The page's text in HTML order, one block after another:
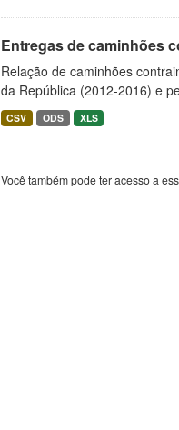
Entregas de caminhões
Relação de caminhões
da República (2012-2016) e
CSV ODS XLS
Você também pode ter acesso a